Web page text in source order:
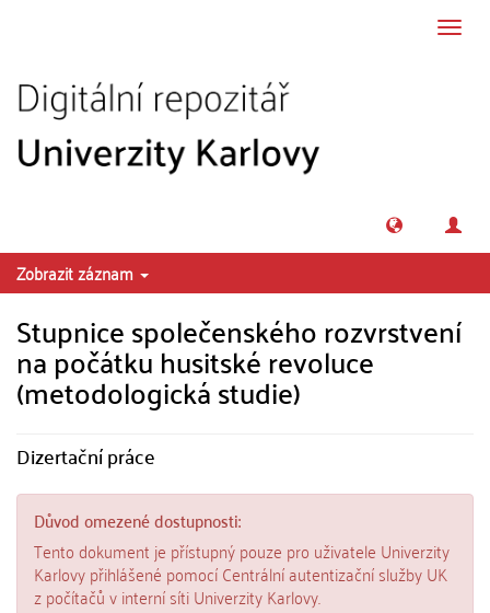
Zobrazit záznam
Stupnice společenského rozvrstvení
na počátku husitské revoluce
(metodologická studie)
Dizertační práce
Důvod omezené dostupnosti:
Tento dokument je přístupný pouze pro uživatele Univerzity
Karlovy přihlášené pomocí Centrální autentizační služby UK
z počítačů v interní síti Univerzity Karlovy.